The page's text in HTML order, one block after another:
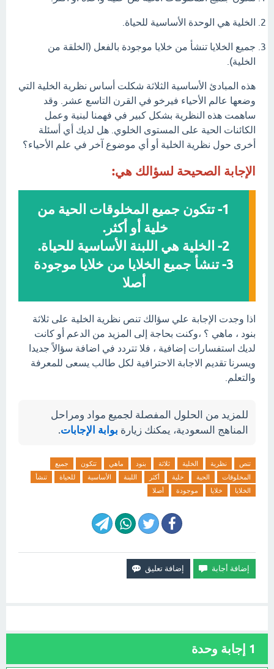
الخلية هي الوحدة الأساسية للحياة.
جميع الخلايا تنشأ من خلايا موجودة بالفعل (الخلقة من
الخلية).
هذه المبادئ الأساسية الثلاثة شكلت أساس نظرية الخلية التي
وضعها عالم الأحياء فيرخو في القرن التاسع عشر. وقد
ساهمت هذه النظرية بشكل كبير في فهمنا لبنية وعمل
الكائنات الحية على المستوى الخلوي. هل لديك أي أسئلة
أخرى حول نظرية الخلية أو أي موضوع آخر في علم الأحياء؟
الإجابة الصحيحة لسؤالك هي:
1- تتكون جميع المخلوقات الحية من
خلية أو أكثر.
2- الخلية هي اللبنة الأساسية للحياة.
3- تنشأ جميع الخلايا من خلايا موجودة
أصلا
اذا وجدت الإجابة علي سؤالك تنص نظرية الخلية على ثلاثة
بنود ، ماهي ؟ ،وكنت بحاجة إلى المزيد من الدعم أو كانت
لديك استفسارات إضافية ، فلا تتردد في اضافة سؤالاً جديدا
ويسرنا تقديم الاجابة الاحترافية لكل طالب يسعى للمعرفة
والتعلم.
للمزيد من الحلول المفصلة لجميع مواد ومراحل
المناهج السعودية، يمكنك زيارة بوابة الإجابات.
تنص نظرية الخلية ثلاثة بنود ماهي تتكون
جميع
المخلوقات
الحية خلية أكثر اللبنة الأساسية للحياة
تنشأ
الخلايا
خلايا موجودة أصلا
1 إجابة وحدة